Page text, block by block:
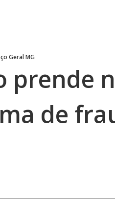
Geral MG
prende
de